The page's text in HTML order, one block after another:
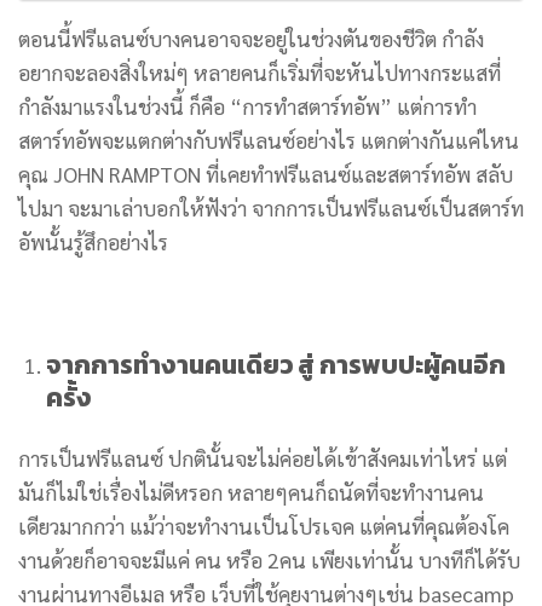
ตอนนี้ฟรีแลนซ์บางคนอาจจะอยู่ในช่วงตันของชีวิต กำลัง
อยากจะลองสิ่งใหม่ๆ หลายคนก็เริ่มที่จะหันไปทางกระแสที่
กำลังมาแรงในช่วงนี้ ก็คือ “การทำสตาร์ทอัพ” แต่การทำ
สตาร์ทอัพจะแตกต่างกับฟรีแลนซ์อย่างไร แตกต่างกันแค่ไหน
คุณ JOHN RAMPTON ที่เคยทำฟรีแลนซ์และสตาร์ทอัพ สลับ
ไปมา จะมาเล่าบอกให้ฟังว่า จากการเป็นฟรีแลนซ์เป็นสตาร์ท
อัพนั้นรู้สึกอย่างไร
จากการทำงานคนเดียว สู่ การพบปะผู้คนอีก
ครั้ง
การเป็นฟรีแลนซ์ ปกตินั้นจะไม่ค่อยได้เข้าสังคมเท่าไหร่ แต่
มันก็ไม่ใช่เรื่องไม่ดีหรอก หลายๆคนก็ถนัดที่จะทำงานคน
เดียวมากกว่า แม้ว่าจะทำงานเป็นโปรเจค แต่คนที่คุณต้องโค
งานด้วยก็อาจจะมีแค่ คน หรือ 2คน เพียงเท่านั้น บางทีก็ได้รับ
งานผ่านทางอีเมล หรือ เว็บที่ใช้คุยงานต่างๆเช่น basecamp